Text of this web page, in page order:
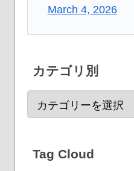
March 4, 2026
カテゴリ別
Tag Cloud